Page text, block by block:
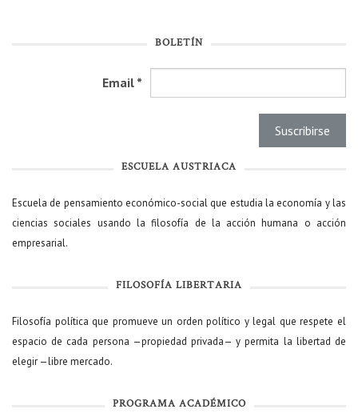
BOLETÍN
Email *
ESCUELA AUSTRIACA
Escuela de pensamiento económico-social que estudia la economía y las
ciencias sociales usando la filosofía de la acción humana o acción
empresarial.
FILOSOFÍA LIBERTARIA
Filosofía política que promueve un orden político y legal que respete el
espacio de cada persona —propiedad privada— y permita la libertad de
elegir —libre mercado.
PROGRAMA ACADÉMICO